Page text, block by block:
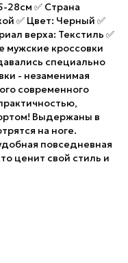
28см ✅ Страна
✅ Цвет: Черный ✅
верха: Текстиль ✅
кроссовки
специально
- незаменимая
современного
Выдержаны в
на ноге.
повседневная
ценит свой стиль и